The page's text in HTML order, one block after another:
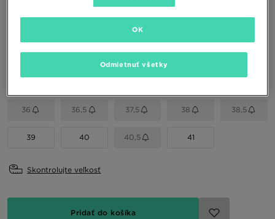
Vybrať veľkosť
36 36,5 37,5 38 38,5
39 40 40,5 41
Skontrolujte veľkosť
Pridať do košíka
Odmietnuť všetky
OK